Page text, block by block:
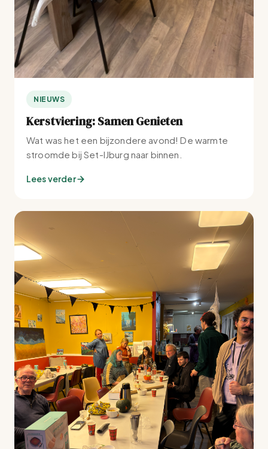
NIEUWS
Kerstviering: Samen Genieten
Wat was het een bijzondere avond! De warmte
stroomde bij Set-IJburg naar binnen.
Lees verder